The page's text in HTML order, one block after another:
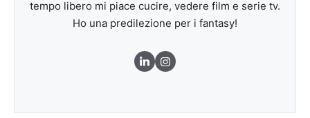
tempo libero mi piace cucire, vedere film e serie tv.
Ho una predilezione per i fantasy!